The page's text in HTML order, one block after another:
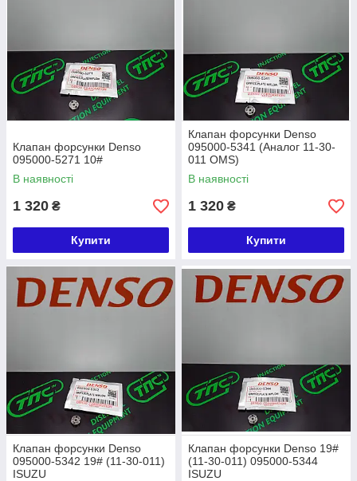
Клапан форсунки Denso
095000-5271 10#
В наявності
1 320 ₴
Купити
Клапан форсунки Denso
095000-5341 (Аналог 11-30-
011 OMS)
В наявності
1 320 ₴
Купити
Клапан форсунки Denso
095000-5342 19# (11-30-011)
ISUZU
Клапан форсунки Denso 19#
(11-30-011) 095000-5344
ISUZU